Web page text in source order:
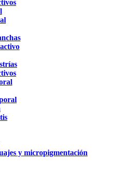
y micropigmentación